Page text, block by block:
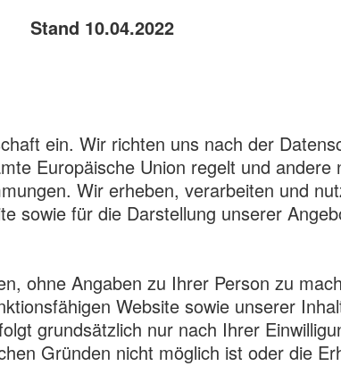
Stand 10.04.2022
ein. Wir richten uns nach der
Europäische Union regelt und
Wir erheben, verarbeiten und
sowie für die Darstellung unserer
ohne Angaben zu Ihrer Person zu
Website sowie unserer
grundsätzlich nur nach Ihrer
Gründen nicht möglich ist oder die